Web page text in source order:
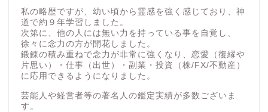
私の略歴ですが、幼い頃から霊感を強く感じており、神
道で約９年学習しました。
次第に、他の人には無い力を持っている事を自覚し、
徐々に念力の方が開花しました。
鍛錬の積み重ねで念力が非常に強くなり、恋愛（復縁や
片思い）・仕事（出世）・副業・投資（株/FX/不動産）
に応用できるようになりました。
芸能人や経営者等の著名人の鑑定実績が多数ございま
す。